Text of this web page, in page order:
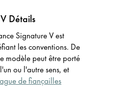
Détails
Signature V est
les conventions. De
modèle peut être porté
ou l'autre sens, et
de fiançailles